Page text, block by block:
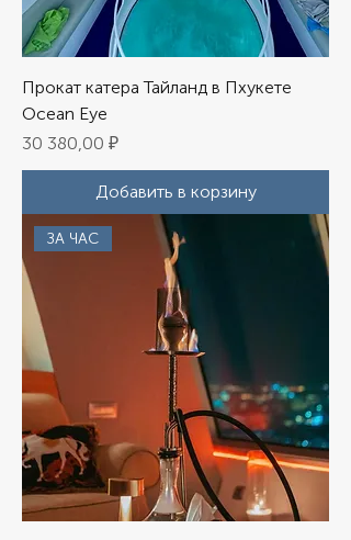
Прокат катера Тайланд в Пхукете
Ocean Eye
Цена
30 380,00 ₽
Добавить в корзину
ЗА ЧАС